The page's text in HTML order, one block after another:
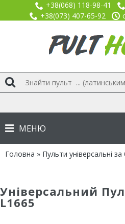
+38(068) 118-98-41
+38(073) 407-65-92
МЕНЮ
Головна » Пульти універсальні
Універсальний
L1665